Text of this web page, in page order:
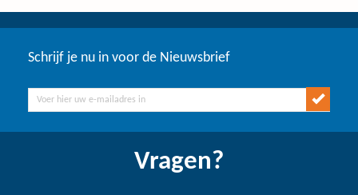
Schrijf je nu in voor de Nieuwsbrief
Vragen?